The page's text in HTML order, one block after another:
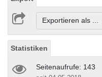
Exportieren als
Statistiken
Seitenaufrufe: 143